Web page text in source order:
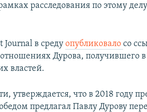
расследования по этому
Journal в средуопубликовалосо
Дурова, получившего в
властей.
утверждается, что в 2018 году
предлагал Павлу Дурову